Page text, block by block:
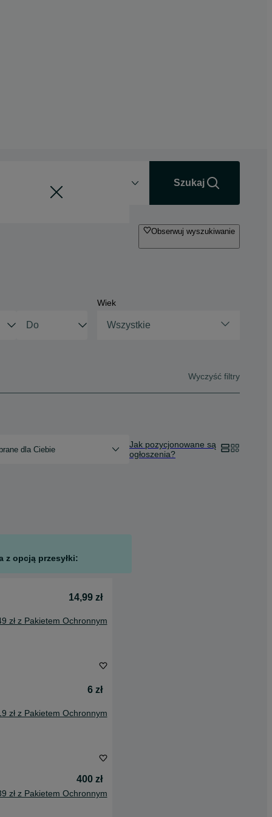
Szukaj
Obserwuj wyszukiwanie
Wiek
Wszystkie
Wyczyść filtry
dla Ciebie
Jak pozycjonowane są
ogłoszenia?
z opcją przesyłki:
14,99 zł
zł z Pakietem Ochronnym
6 zł
zł z Pakietem Ochronnym
400 zł
zł z Pakietem Ochronnym